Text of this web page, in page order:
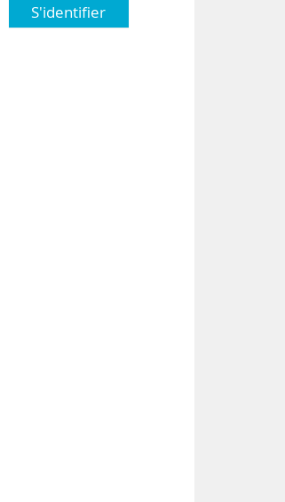
S'identifier